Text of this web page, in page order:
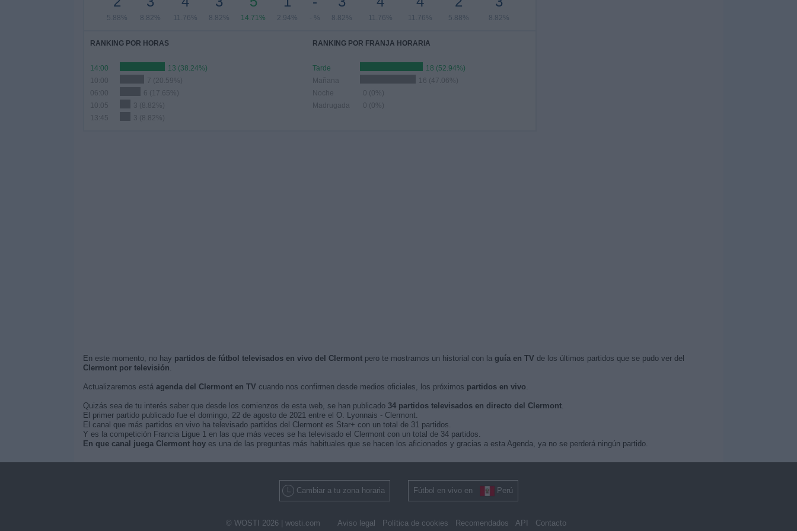
5.88% 8.82% 11.76% 8.82% 14.71% 2.94% - % 8.82% 11.76% 11.76% 5.88% 8.82%
RANKING POR HORAS
14:00
13 (38.24%)
7 (20.59%)
06:00
6 (17.65%)
10:05
3 (8.82%)
13:45
3 (8.82%)
RANKING POR FRANJA HORARIA
Tarde
18 (52.94%)
Mañana
16 (47.06%)
Noche
0 (0%)
Madrugada
0 (0%)
En este momento, no hay partidos de fútbol televisados en vivo del Clermontpero te mostramos un historial con la guía en TV de los últimos partidos que se pudo ver del
Clermont por televisión.
Actualizaremos está agenda del Clermont en TV cuando nos confirmen desde medios oficiales, los próximos partidos en vivo.
Quizás sea de tu interés saber que desde los comienzos de esta web, se han publicado 34 partidos televisados en directo del Clermont.
El primer partido publicado fue el domingo, 22 de agosto de 2021 entre el O. Lyonnais - Clermont.
El canal que más partidos en vivo ha televisado partidos del Clermont es Star+ con un total de 31 partidos.
Y es la competición Francia Ligue 1 en las que más veces se ha televisado el Clermont con un total de 34 partidos.
En que canal juega Clermont hoyes una de las preguntas más habituales que se hacen los aficionados y gracias a esta Agenda, ya no se perderá ningún partido.
Cambiar a tu zona horaria Fútbol en vivo en Perú
© WOSTI 2026 | wosti.com Aviso legal Política de cookies Recomendados API Contacto